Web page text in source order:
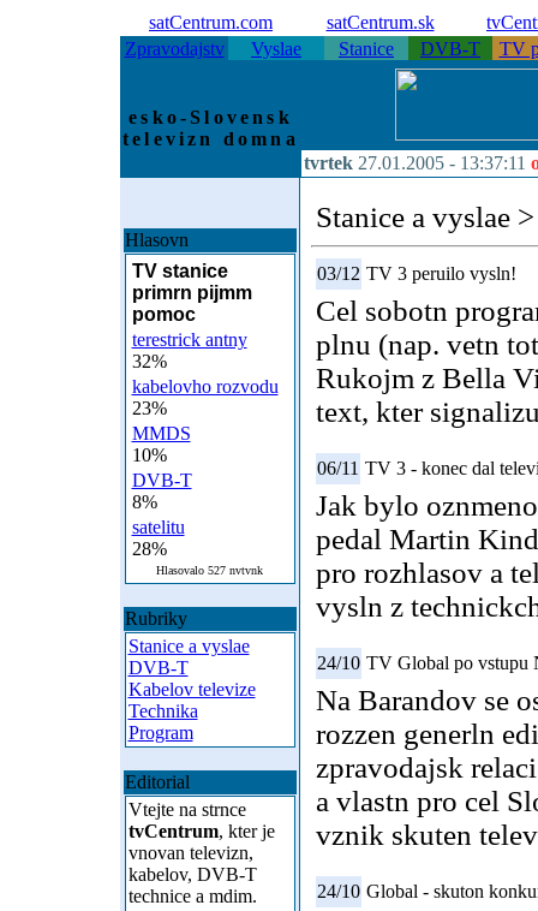
satCentrum.com satCentrum.sk
Zpravodajstv
Vyslae Stanice DVB-T TV
esko-Slovensk
televizn domna
tvrtek 27.01.2005 - 13:37:11
Hlasovn
TV stanice
primrn pijmm
pomoc
terestrick antny
32%
kabelovho rozvodu
23%
MMDS
10%
DVB-T
8%
satelitu
28%
Hlasovalo 527 nvtvnk
Rubriky
Stanice a vyslae
DVB-T
Kabelov televize
Technika
Program
Editorial
Vtejte na strnce
tvCentrum, kter je
vnovan televizn,
kabelov, DVB-T
technice a mdim.
Stanice a vyslae
03/12 TV 3 peruilo vysln!
Cel sobotn
plnu (nap. vetn
Rukojm z Bella
text, kter
06/11 TV 3 - konec dal
Jak bylo
pedal Martin
pro rozhlasov a
vysln z
24/10 TV Global po vstupu
Na Barandov se
rozzen generln
zpravodajsk
a vlastn pro cel
vznik skuten
24/10 Global - skuton